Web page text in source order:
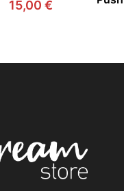
Original
15,00 €
15,00 €.